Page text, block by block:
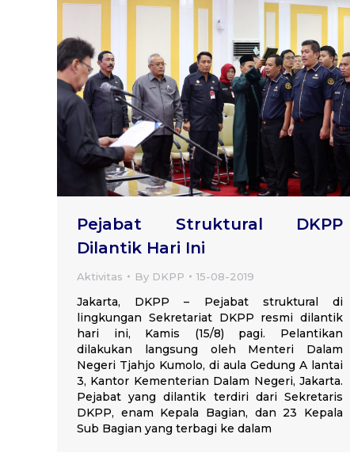
Pejabat Struktural DKPP
Dilantik Hari Ini
Aktivitas By DKPP 15-08-2019
Jakarta, DKPP – Pejabat struktural di
lingkungan Sekretariat DKPP resmi dilantik
hari ini, Kamis (15/8) pagi. Pelantikan
dilakukan langsung oleh Menteri Dalam
Negeri Tjahjo Kumolo, di aula Gedung A lantai
3, Kantor Kementerian Dalam Negeri, Jakarta.
Pejabat yang dilantik terdiri dari Sekretaris
DKPP, enam Kepala Bagian, dan 23 Kepala
Sub Bagian yang terbagi ke dalam